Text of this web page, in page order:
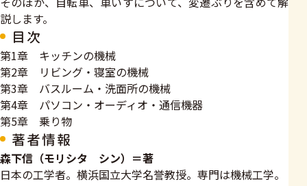
説します。
目次
第1章 キッチンの機械
第2章 リビング・寝室の機械
第3章 バスルーム・洗面所の機械
第4章 パソコン・オーディオ・通信機器
第5章 乗り物
著者情報
森下信（モリシタ シン）＝著
日本の工学者。横浜国立大学名誉教授。専門は機械工学。